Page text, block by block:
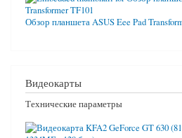
Обзор планшета ASUS Eee Pad
Видеокарты
Технические параметры